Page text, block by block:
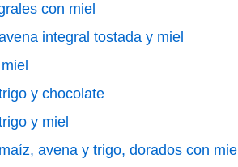
con miel
integral tostada y miel
y chocolate
y miel
avena y trigo, dorados con miel